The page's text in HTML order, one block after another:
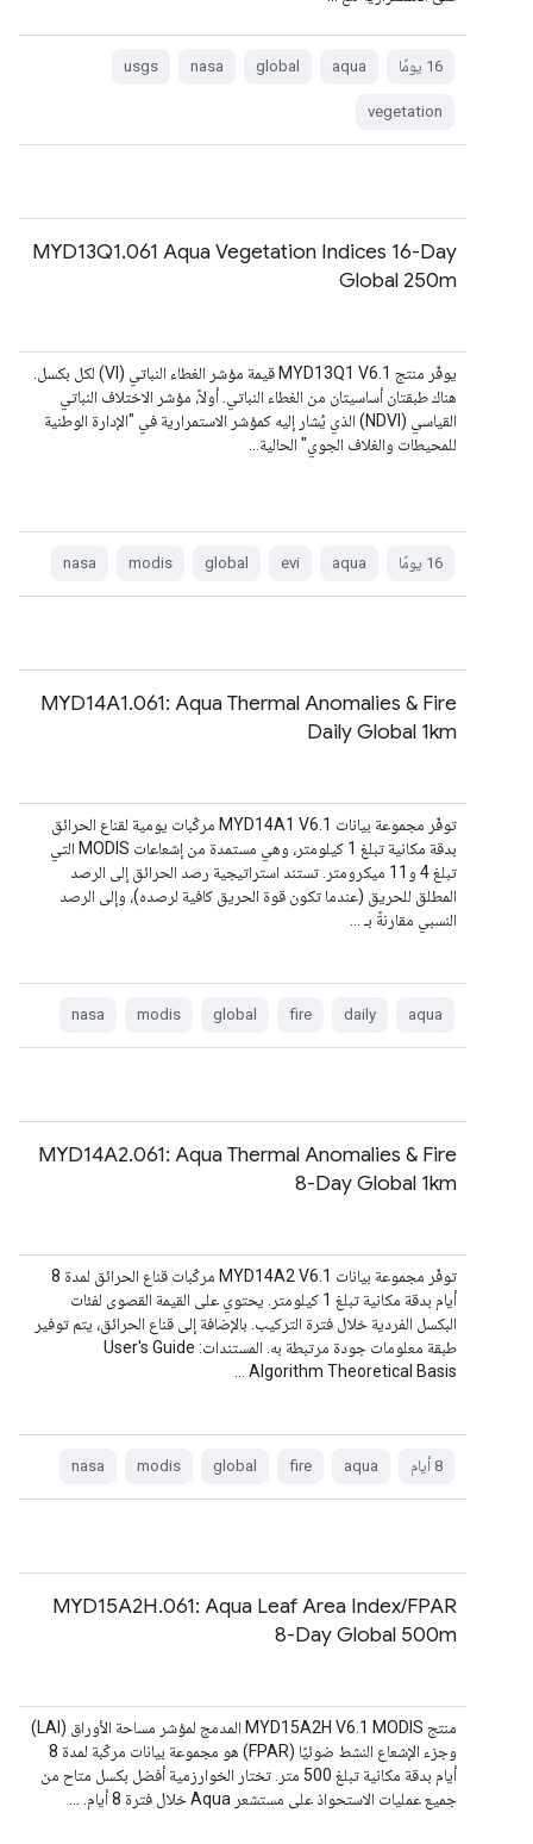
‫16 يومًا aqua
global
nasa
usgs
vegetation
MYD13Q1.061 Aqua Vegetation Indices 16-Day
Global 250m
يوفّر منتج MYD13Q1 V6.1 قيمة مؤشر الغطاء النباتي (VI) لكل بكسل.
هناك طبقتان أساسيتان من الغطاء النباتي. أولاً، مؤشر الاختلاف النباتي
القياسي (NDVI) الذي يُشار إليه كمؤشر الاستمرارية في "الإدارة الوطنية
للمحيطات والغلاف الجوي" الحالية…
‫16 يومًا aqua
evi
global
modis
nasa
MYD14A1.061: Aqua Thermal Anomalies & Fire
Daily Global 1km
توفّر مجموعة بيانات MYD14A1 V6.1 مركّبات يومية لقناع الحرائق
بدقة مكانية تبلغ 1 كيلومتر، وهي مستمدة من إشعاعات MODIS التي
تبلغ 4 و11 ميكرومتر. تستند استراتيجية رصد الحرائق إلى الرصد
المطلق للحريق (عندما تكون قوة الحريق كافية لرصده)، وإلى الرصد
النسبي مقارنةً بـ …
aqua
daily
fire
global
modis
nasa
MYD14A2.061: Aqua Thermal Anomalies & Fire
8-Day Global 1km
توفّر مجموعة بيانات MYD14A2 V6.1 مركّبات قناع الحرائق لمدة 8
أيام بدقة مكانية تبلغ 1 كيلومتر. يحتوي على القيمة القصوى لفئات
البكسل الفردية خلال فترة التركيب. بالإضافة إلى قناع الحرائق، يتم توفير
طبقة معلومات جودة مرتبطة به. المستندات: User's Guide
Algorithm Theoretical Basis …
8 أيام aqua
fire
global
modis
nasa
MYD15A2H.061: Aqua Leaf Area Index/FPAR
8-Day Global 500m
منتج MYD15A2H V6.1 MODIS المدمج لمؤشر مساحة الأوراق (LAI)
وجزء الإشعاع النشط ضوئيًا (FPAR) هو مجموعة بيانات مركّبة لمدة 8
أيام بدقة مكانية تبلغ 500 متر. تختار الخوارزمية أفضل بكسل متاح من
جميع عمليات الاستحواذ على مستشعر Aqua خلال فترة 8 أيام. …